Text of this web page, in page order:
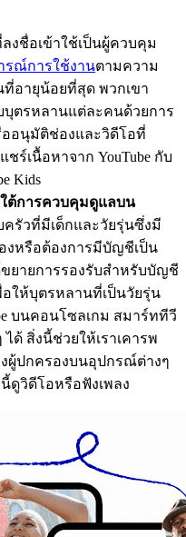
งชื่อเข้าใช้เป็นผู้ควบคุม
รณ์การใช้งานตามความ
อายุน้อยที่สุด พวกเขา
บุตรหลานแต่ละคนด้วยการ
อนุมัติช่องและวิดีโอที่
ชร์เนื้อหาจาก YouTube กับ
Kids
ต้การควบคุมดูแลบน
รัวที่มีเด็กและวัยรุ่นซึ่งมี
งหรือต้องการมีบัญชีเป็น
ขยายการรองรับสำหรับบัญชี
ให้บุตรหลานที่เป็นวัยรุ่น
บนคอนโซลเกม สมาร์ททีวี
ได้ สิ่งนี้ช่วยให้เราเคารพ
ผู้ปกครองบนอุปกรณ์ต่างๆ
ดูวิดีโอหรือฟังเพลง